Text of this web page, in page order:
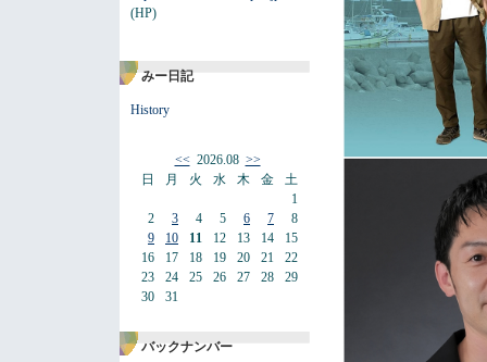
(HP)
みー日記
History
<<2026.08 >>
日
2
9
16
23
30
月
3
10
17
24
31
火
4
11
18
25
水
5
12
19
26
木
6
13
20
27
金
7
14
21
28
土
1
8
15
22
29
バックナンバー